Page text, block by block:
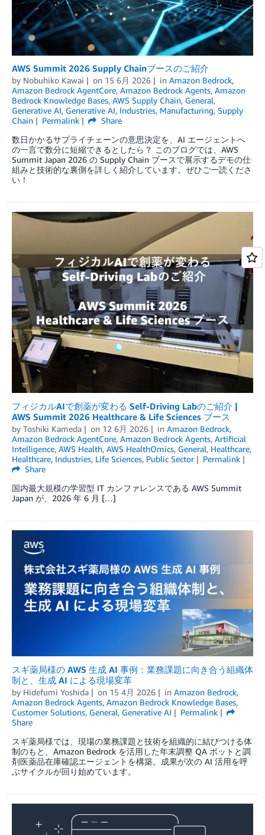
AWS Summit 2026 Supply Chainブースのご紹介
by Nobuhiko Kawai on 15 6月 2026 in Amazon Bedrock,
Amazon Bedrock AgentCore, Amazon Bedrock Agents, Amazon
Bedrock Knowledge Bases, AWS Supply Chain, General,
Generative AI, Generative AI, Industries, Manufacturing, Supply
Chain
Permalink
Share
数日かかるサプライチェーンの意思決定を、AI エージェントへ
の一言で数分に短縮できるとしたら？ このブログでは、AWS
Summit Japan 2026 の Supply Chain ブースで展示するデモの仕
組みと技術的な裏側を詳しく紹介しています。ぜひご一読くださ
い！
フィジカルAIで創薬が変わる Self-Driving Labのご紹介 |
AWS Summit 2026 Healthcare & Life Sciences ブース
by Toshiki Kameda on 12 6月 2026 in Amazon Bedrock,
Amazon Bedrock AgentCore, Amazon Bedrock Agents, Artificial
Intelligence, AWS Health, AWS HealthOmics, General, Healthcare,
Healthcare, Industries, Life Sciences, Public Sector
Permalink
Share
国内最大規模の学習型 IT カンファレンスである AWS Summit
Japan が、2026 年 6 月 […]
スギ薬局様の AWS 生成 AI 事例：業務課題に向き合う組織体
制と、生成 AI による現場変革
by Hidefumi Yoshida on 15 4月 2026 in Amazon Bedrock,
Amazon Bedrock Agents, Amazon Bedrock Knowledge Bases,
Customer Solutions, General, Generative AI
Permalink
Share
スギ薬局様では、現場の業務課題と技術を組織的に結びつける体
制のもと、Amazon Bedrock を活用した年末調整 QA ボットと調
剤医薬品在庫確認エージェントを構築。成果が次の AI 活用を呼
ぶサイクルが回り始めています。